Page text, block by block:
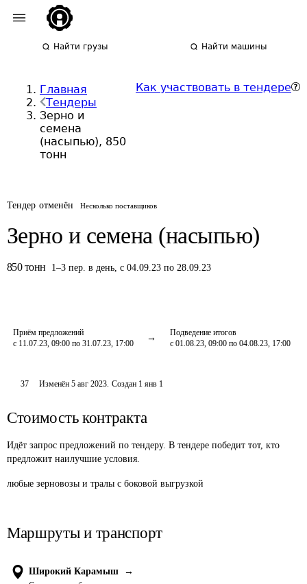
Найти грузы Найти машины
Главная
Тендеры
Зерно и
семена
(насыпью), 850
тонн
Как участвовать в тендере
Тендер отменён Несколько поставщиков
Зерно и семена (насыпью)
850 тонн 1–3 пер. в день, с 04.09.23 по 28.09.23
Приём предложений
с 11.07.23, 09:00 по 31.07.23, 17:00
Подведение итогов
с 01.08.23, 09:00 по 04.08.23, 17:00
37 Изменён5 авг 2023. Создан 1 янв 1
Стоимость контракта
Идёт запрос предложений по тендеру. В тендере победит тот, кто
предложит наилучшие условия.
любые зерновозы и тралы с боковой выгрузкой
Маршруты и транспорт
Широкий Карамыш →